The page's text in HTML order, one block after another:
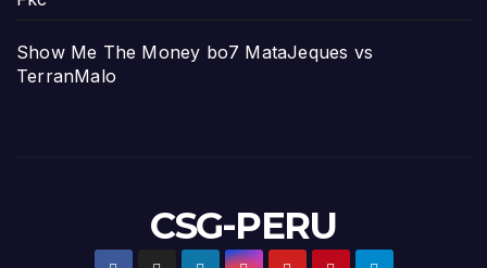
Show Me The Money bo7 MataJeques vs
TerranMalo
CSG-PERU